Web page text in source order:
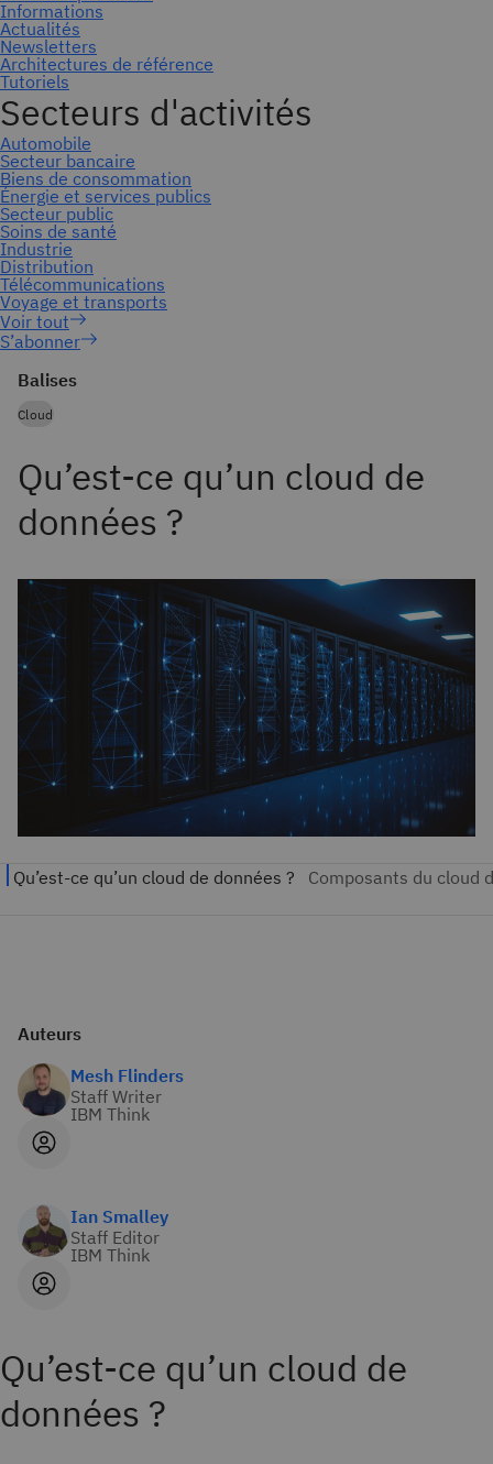
S’abonner
Balises
Cloud
Qu’est-ce qu’un cloud de
données ?
Auteurs
Mesh Flinders
Staff Writer
IBM Think
Ian Smalley
Staff Editor
IBM Think
Qu’est-ce qu’un cloud de
données ?